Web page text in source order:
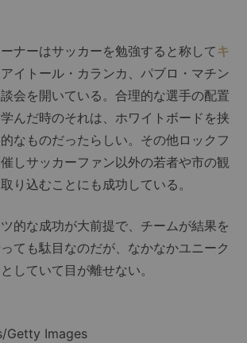
ナーはサッカーを勉強すると称してキ
アイトール・カランカ、パブロ・マチン
会を開いている。合理的な選手の配置
んだ時のそれは、ホワイトボードを挟
なものだったらしい。その他ロックフ
しサッカーファン以外の若者や市の観
り込むことにも成功している。
的な成功が大前提で、チームが結果を
ても駄目なのだが、なかなかユニーク
していて目が離せない。
Getty Images